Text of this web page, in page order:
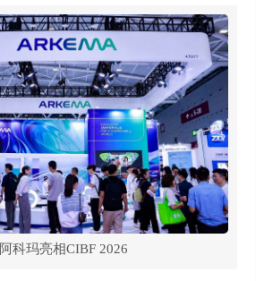
阿科玛亮相CIBF 2026